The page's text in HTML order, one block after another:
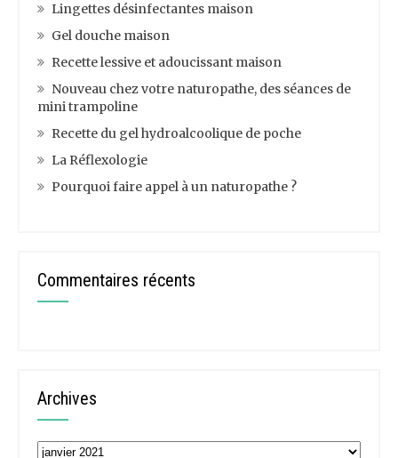
Lingettes désinfectantes maison
Gel douche maison
Recette lessive et adoucissant maison
Nouveau chez votre naturopathe, des séances de
mini trampoline
Recette du gel hydroalcoolique de poche
La Réflexologie
Pourquoi faire appel à un naturopathe ?
Commentaires récents
Archives
Archives